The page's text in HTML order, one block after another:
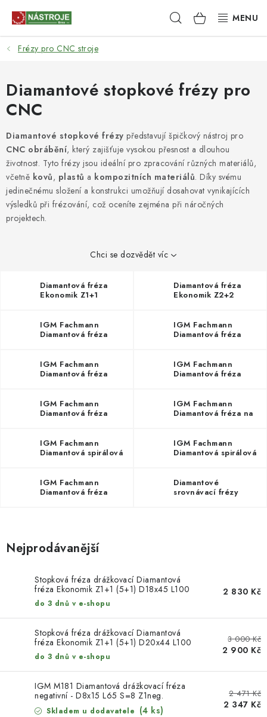
Hledat NÁKUPNÍ
KOŠÍK
NÁSTROJE
AKCE
BRUSIVO
ELEKTRONÁŘADÍ
LEPENÍ A SPOJOVÁNÍ
RUČNÍ NÁŘADÍ, PŘÍPRAVKY
DÁRKOVÉ POUKAZY
STROJE DO DÍLNY
NÁSTROJE PRO STOLAŘE
NÁSTROJE PRO FRÉZOVÁNÍ
NÁSTROJE PRO ŘEZÁNÍ KOVU
KONTAKTY
Moje objednávka
Frézy pro CNC stroje
Diamantové stopkové frézy pro
CNC
Diamantové stopkové frézy představují špičkový nástroj pro
CNC obrábění, který zajišťuje vysokou přesnost a dlouhou
životnost. Tyto frézy jsou ideální pro zpracování různých materiálů,
včetně kovů, plastů a kompozitních materiálů. Díky svému
jedinečnému složení a konstrukci umožňují dosahovat vynikajících
výsledků při frézování, což oceníte zejména při náročných
projektech.
Chci se dozvědět víc
Diamantová fréza
Ekonomik Z1+1
Diamantová fréza
Ekonomik Z2+2
IGM Fachmann
Diamantová fréza
IGM Fachmann
Diamantová fréza
IGM Fachmann
Diamantová fréza
IGM Fachmann
Diamantová fréza
IGM Fachmann
Diamantová fréza
IGM Fachmann
Diamantová fréza na
IGM Fachmann
Diamantová spirálová
IGM Fachmann
Diamantová spirálová
IGM Fachmann
Diamantová fréza
Diamantové
srovnávací frézy
Nejprodávanější
Stopková fréza drážkovací Diamantová
fréza Ekonomik Z1+1 (5+1) D18x45 L100
A=20x50 levá
do 3 dnů v e-shopu
2 830 Kč
Stopková fréza drážkovací Diamantová
fréza Ekonomik Z1+1 (5+1) D20x44 L100
A=20x50
do 3 dnů v e-shopu
3 000 Kč
2 900 Kč
IGM M181 Diamantová drážkovací fréza
negativní - D8x15 L65 S=8 Z1neg.
Skladem u dodavatele (4 ks)
2 471 Kč
2 347 Kč